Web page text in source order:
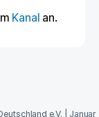
Kanal an.
e.V. Januar